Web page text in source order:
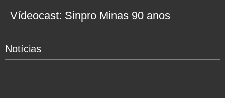
Vídeocast: Sinpro Minas 90 anos
Notícias